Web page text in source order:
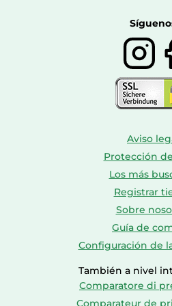
Aviso
Protección
Los más
Registrar
Sobre
Guía de
Configuración de
También a nivel
Comparatore di
Comparateur de